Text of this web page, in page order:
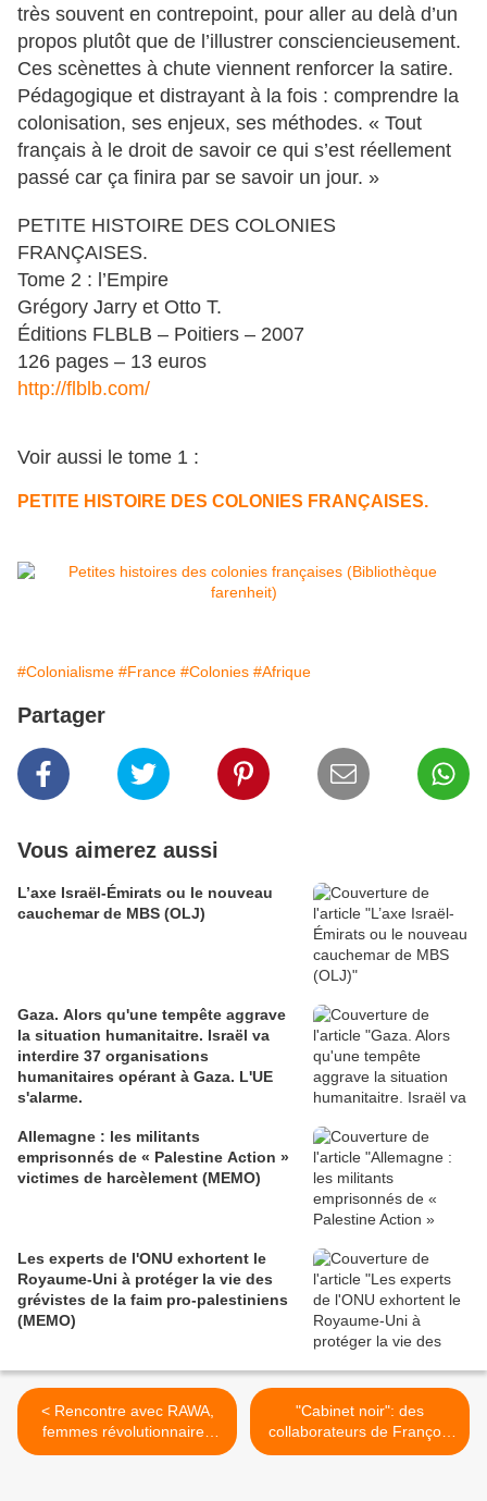
très souvent en contrepoint, pour aller au delà d’un
propos plutôt que de l’illustrer consciencieusement.
Ces scènettes à chute viennent renforcer la satire.
Pédagogique et distrayant à la fois : comprendre la
colonisation, ses enjeux, ses méthodes. « Tout
français à le droit de savoir ce qui s’est réellement
passé car ça finira par se savoir un jour. »
PETITE HISTOIRE DES COLONIES
FRANÇAISES.
Tome 2 : l’Empire
Grégory Jarry et Otto T.
Éditions FLBLB – Poitiers – 2007
126 pages – 13 euros
http://flblb.com/
Voir aussi le tome 1 :
PETITE HISTOIRE DES COLONIES FRANÇAISES.
#Colonialisme #France #Colonies #Afrique
Partager
Vous aimerez aussi
L’axe Israël-Émirats ou le nouveau
cauchemar de MBS (OLJ)
Gaza. Alors qu'une tempête aggrave
la situation humanitaitre. Israël va
interdire 37 organisations
humanitaires opérant à Gaza. L'UE
s'alarme.
Allemagne : les militants
emprisonnés de « Palestine Action »
victimes de harcèlement (MEMO)
Les experts de l'ONU exhortent le
Royaume-Uni à protéger la vie des
grévistes de la faim pro-palestiniens
(MEMO)
< Rencontre avec RAWA,
femmes révolutionnaires
afghanes: « Les USA ont
"Cabinet noir": des
collaborateurs de François
Hollande ont reçu des